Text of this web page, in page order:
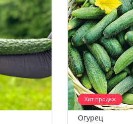
Хит продаж
Огурец